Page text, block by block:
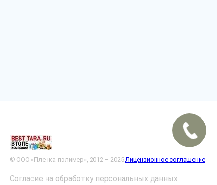
© ООО «Пленка-полимер», 2012 – 2025 Лицензионное соглашение
Согласие на обработку персональных данных